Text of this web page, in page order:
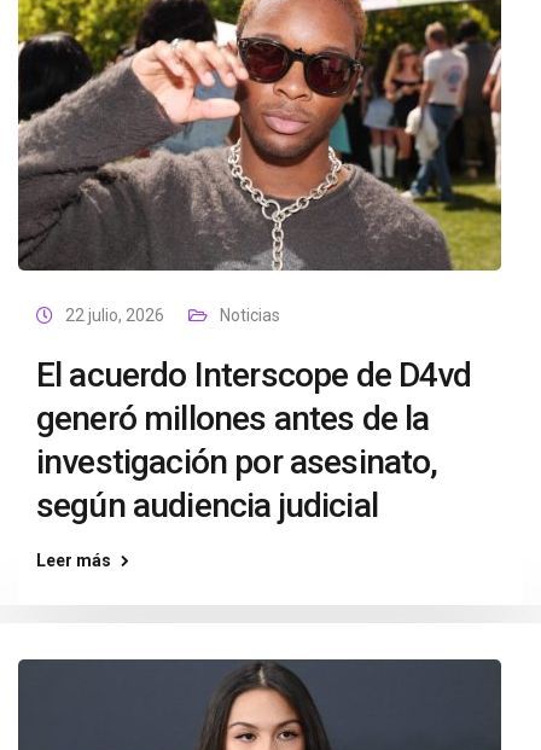
22 julio, 2026 Noticias
El acuerdo Interscope de D4vd
generó millones antes de la
investigación por asesinato,
según audiencia judicial
Leer más